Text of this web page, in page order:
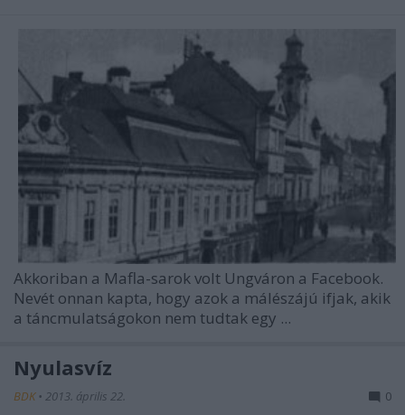
Akkoriban a Mafla-sarok volt Ungváron a Facebook.
Nevét onnan kapta, hogy azok a málészájú ifjak, akik
a táncmulatságokon nem tudtak egy ...
Nyulasvíz
BDK • 2013. április 22. 0